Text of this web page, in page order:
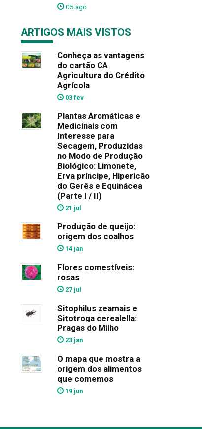
05 ago
ARTIGOS MAIS VISTOS
Conheça as vantagens
do cartão CA
Agricultura do Crédito
Agrícola
03 fev
Plantas Aromáticas e
Medicinais com
Interesse para
Secagem, Produzidas
no Modo de Produção
Biológico: Limonete,
Erva príncipe, Hipericão
do Gerês e Equinácea
(Parte I / II)
21 jul
Produção de queijo:
origem dos coalhos
14 jan
Flores comestíveis:
rosas
27 jul
Sitophilus zeamais e
Sitotroga cerealella:
Pragas do Milho
23 jan
O mapa que mostra a
origem dos alimentos
que comemos
19 jun